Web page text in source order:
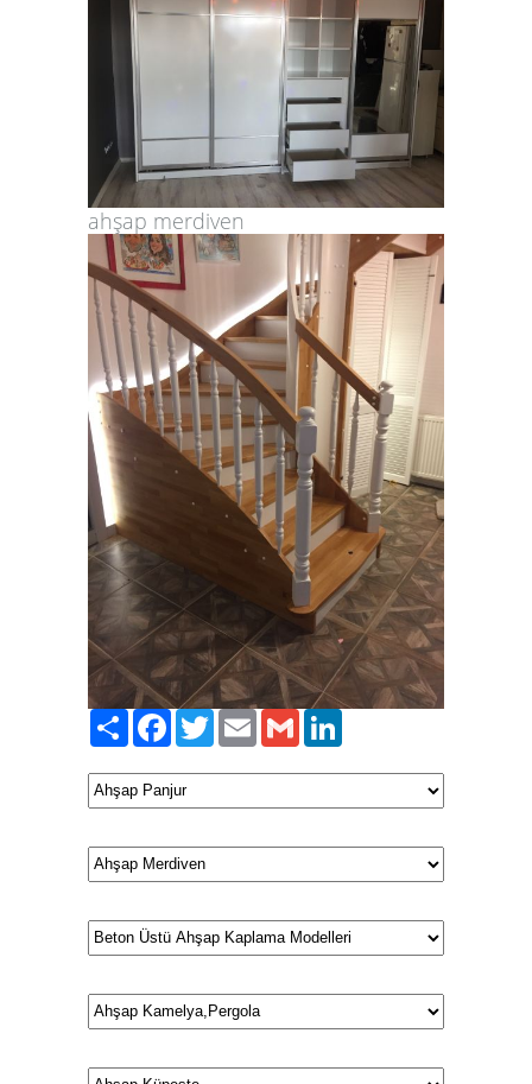
ahşap merdiven
PaylaşFacebook
TwitterEmailGmailLinkedIn